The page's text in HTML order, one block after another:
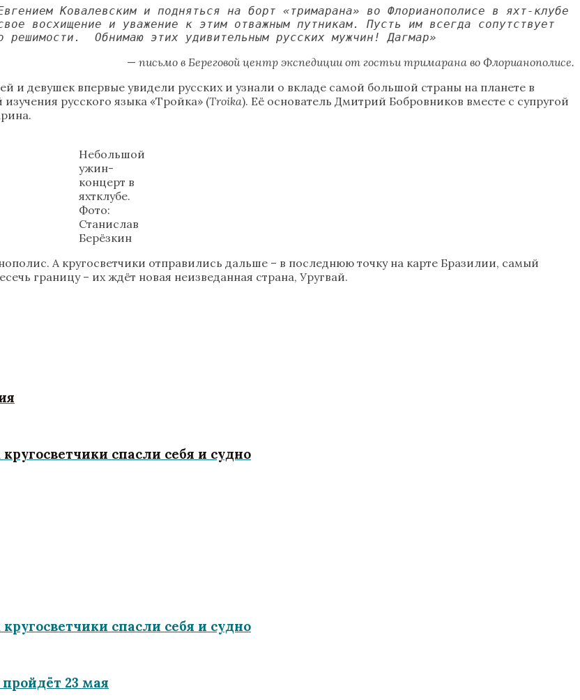
Ковалевским и подняться на борт «тримарана» во Флорианополисе в яхт-клубе
восхищение и уважение к этим отважным путникам. Пусть им всегда сопутствует
Обнимаю этих удивительным русских мужчин! Дагмар»
— письмо в Береговой центр экспедиции от гостьи тримарана во Флорианополисе.
девушек впервые увидели русских и узнали о вкладе самой большой страны на планете в
русского языка «Тройка» (Troika). Её основатель Дмитрий Бобровников вместе с супругой
Небольшой
ужин-
концерт в
яхтклубе.
Фото:
Станислав
Берёзкин
А кругосветчики отправились дальше – в последнюю точку на карте Бразилии, самый
границу – их ждёт новая неизведанная страна, Уругвай.
спасли себя и судно
спасли себя и судно
23 мая